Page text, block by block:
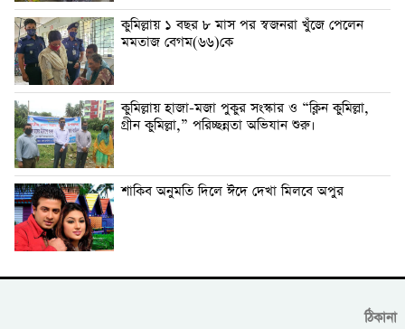
কুমিল্লায় ১ বছর ৮ মাস পর স্বজনরা খুঁজে পেলেন
মমতাজ বেগম(৬৬)কে
কুমিল্লায় হাজা-মজা পুকুর সংস্কার ও “ক্লিন কুমিল্লা,
গ্রীন কুমিল্লা,” পরিচ্ছন্নতা অভিযান শুরু।
শাকিব অনুমতি দিলে ঈদে দেখা মিলবে অপুর
ঠিকানা